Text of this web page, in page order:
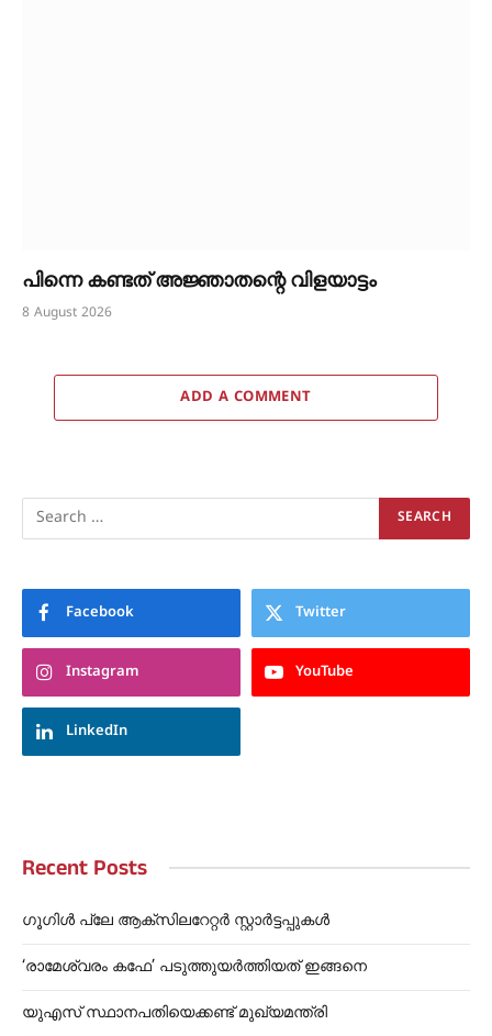
പിന്നെ കണ്ടത് അജ്ഞാതന്റെ വിളയാട്ടം
8 August 2026
ADD A COMMENT
Facebook Twitter
Instagram YouTube
LinkedIn
Recent Posts
ഗൂഗിൾ പ്ലേ ആക്സിലറേറ്റർ സ്റ്റാർട്ടപ്പുകൾ
‘രാമേശ്വരം കഫേ’ പടുത്തുയർത്തിയത് ഇങ്ങനെ
യുഎസ് സ്ഥാനപതിയെക്കണ്ട് മുഖ്യമന്ത്രി